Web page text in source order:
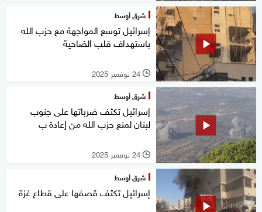
شرق أوسط
إسرائيل توسع المواجهة مع حزب الله
باستهداف قلب الضاحية
l 24 نوفمبر 2025
شرق أوسط
إسرائيل تكثف ضرباتها على جنوب
لبنان لمنع حزب الله من إعادة ب
l 24 نوفمبر 2025
شرق أوسط
إسرائيل تكثف قصفها على قطاع غزة